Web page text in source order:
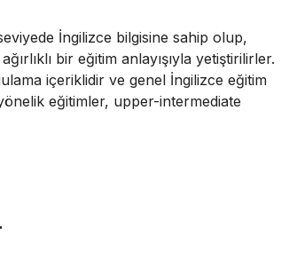
İngilizce bilgisine sahip olup,
bir eğitim anlayışıyla yetiştirilirler.
içeriklidir ve genel İngilizce eğitim
eğitimler, upper-intermediate